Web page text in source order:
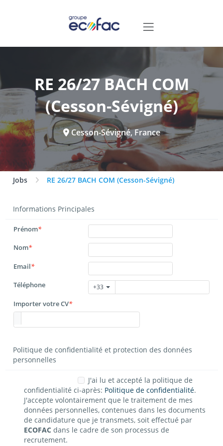
RE 26/27 BACH COM
(Cesson-Sévigné)
Cesson-Sévigné, France
Jobs RE 26/27 BACH COM (Cesson-Sévigné)
Informations Principales
Prénom*
Nom*
Email*
Téléphone +33
Importer votre CV*
Politique de confidentialité et protection des données
personnelles
J'ai lu et accepté la politique de
confidentialité ci-après: Politique de confidentialité.
J'accepte volontairement que le traitement de mes
données personnelles, contenues dans les documents
de candidature que je transmets, soit effectué par
ECOFACdans le cadre de son processus de
recrutement.